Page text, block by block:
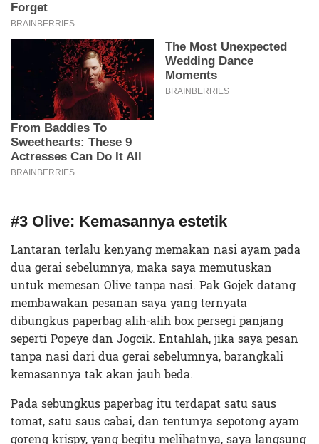
#3 Olive: Kemasannya estetik
Lantaran terlalu kenyang memakan nasi ayam pada
dua gerai sebelumnya, maka saya memutuskan
untuk memesan Olive tanpa nasi. Pak Gojek datang
membawakan pesanan saya yang ternyata
dibungkus paperbag alih-alih box persegi panjang
seperti Popeye dan Jogcik. Entahlah, jika saya pesan
tanpa nasi dari dua gerai sebelumnya, barangkali
kemasannya tak akan jauh beda.
Pada sebungkus paperbag itu terdapat satu saus
tomat, satu saus cabai, dan tentunya sepotong ayam
goreng krispy, yang begitu melihatnya, saya langsung